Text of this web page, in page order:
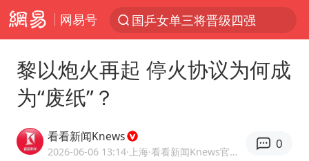
网易号
国乒女单三将晋级四强
陈思诚零点晒照为佟丽娅庆生
新疆优化调整景区内自驾服务费
黎以炮火再起 停火协议为何成
为“废纸”？
看看新闻Knews
2026-06-06 13:14·上海 ·看看新闻Knews官方网易号
0